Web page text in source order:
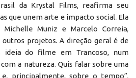
da Krystal Films, reafirma seu
que unem arte e impacto social. Ela
Muniz e Marcelo Correia,
projetos. A direção geral é de
ideia do filme em Trancoso, num
a natureza. Quis falar sobre uma
principalmente, sobre o tempo”,